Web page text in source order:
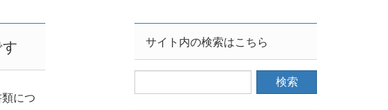
につ
サイト内の検索はこちら